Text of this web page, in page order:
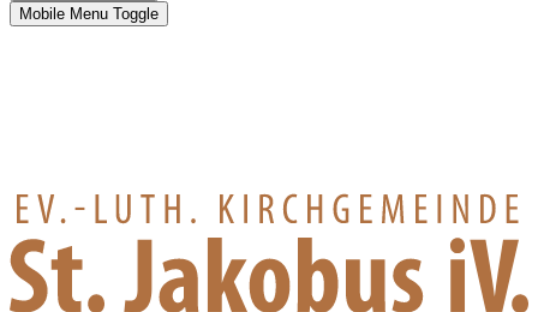
Mobile Menu Toggle